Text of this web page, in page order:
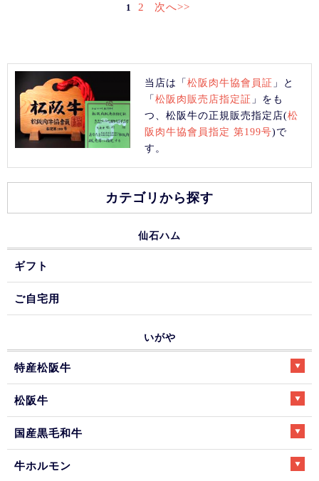
1 2 次へ>>
当店は「松阪肉牛協會員証 」と
「松阪肉販売店指定証 」をも
つ、松阪牛の正規販売指定店(松
阪肉牛協會員指定 第199号)で
す。
カテゴリから探す
仙石ハム
ギフト
ご自宅用
いがや
特産松阪牛
松阪牛
国産黒毛和牛
牛ホルモン